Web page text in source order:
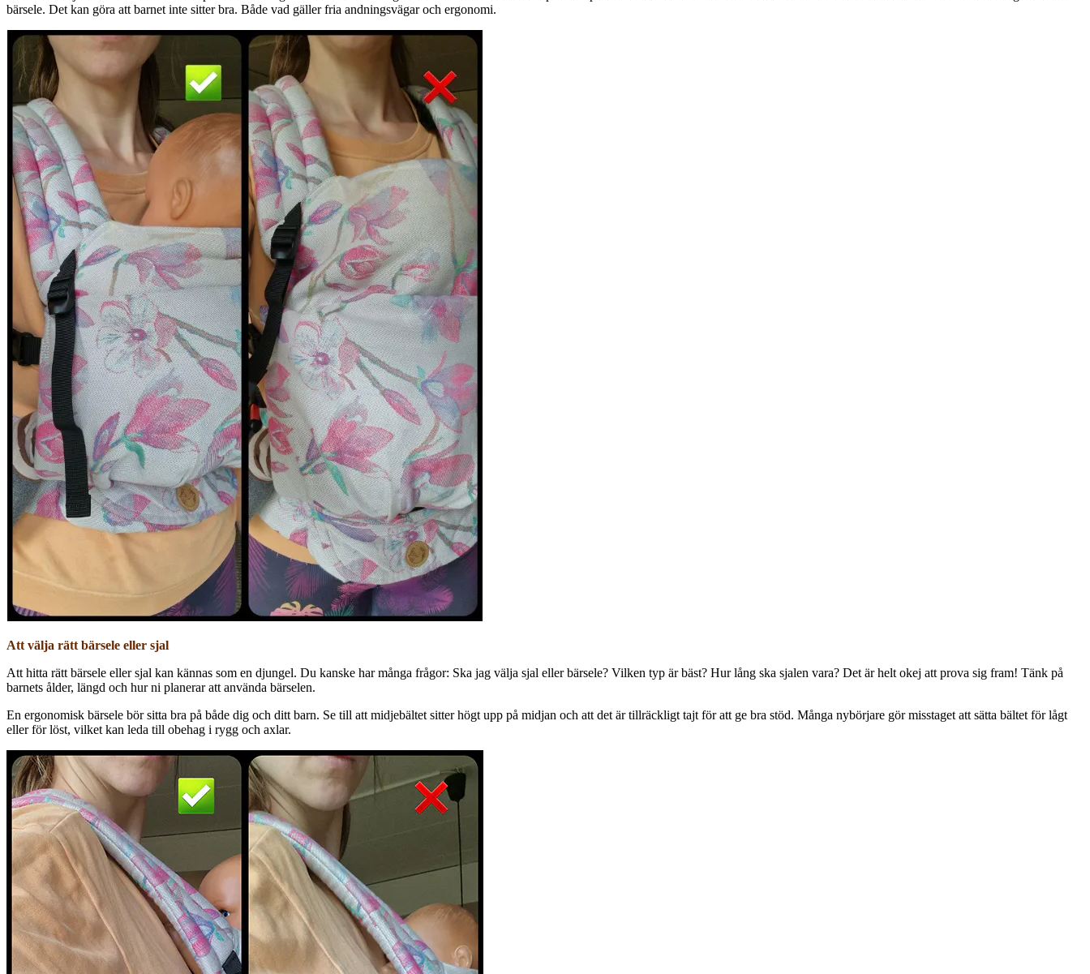
bärsele. Det kan göra att barnet inte sitter bra. Både vad gäller fria andningsvägar och ergonomi.
Att välja rätt bärsele eller sjal
Att hitta rätt bärsele eller sjal kan kännas som en djungel. Du kanske har många frågor: Ska jag välja sjal eller bärsele? Vilken typ är bäst? Hur lång ska sjalen vara? Det är helt okej att prova sig fram! Tänk på
barnets ålder, längd och hur ni planerar att använda bärselen.
En ergonomisk bärsele bör sitta bra på både dig och ditt barn. Se till att midjebältet sitter högt upp på midjan och att det är tillräckligt tajt för att ge bra stöd. Många nybörjare gör misstaget att sätta bältet för lågt
eller för löst, vilket kan leda till obehag i rygg och axlar.